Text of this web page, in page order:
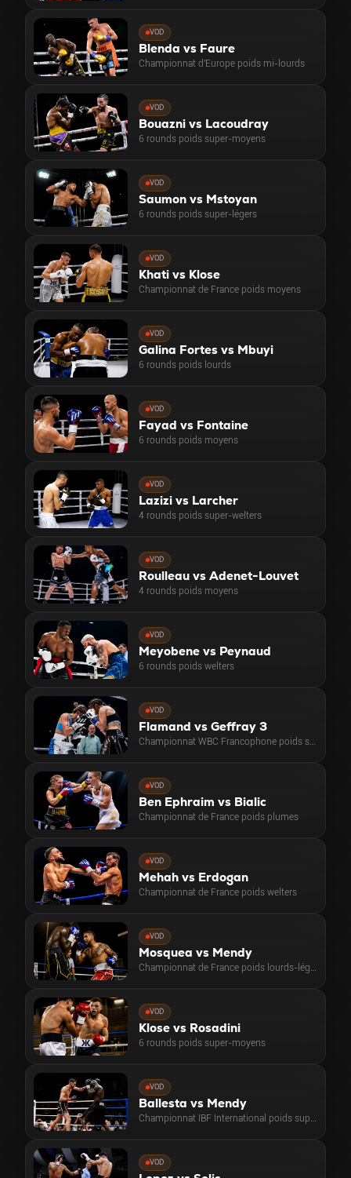
VOD
Blenda vs Faure
Championnat d'Europe poids mi-lourds
VOD
Bouazni vs Lacoudray
6 rounds poids super-moyens
VOD
Saumon vs Mstoyan
6 rounds poids super-légers
VOD
Khati vs Klose
Championnat de France poids moyens
VOD
Galina Fortes vs Mbuyi
6 rounds poids lourds
VOD
Fayad vs Fontaine
6 rounds poids moyens
VOD
Lazizi vs Larcher
4 rounds poids super-welters
VOD
Roulleau vs Adenet-Louvet
4 rounds poids moyens
VOD
Meyobene vs Peynaud
6 rounds poids welters
VOD
Flamand vs Geffray 3
VOD
Ben Ephraim vs Bialic
Championnat de France poids plumes
VOD
Mehah vs Erdogan
Championnat de France poids welters
VOD
Mosquea vs Mendy
VOD
Klose vs Rosadini
6 rounds poids super-moyens
VOD
Ballesta vs Mendy
VOD